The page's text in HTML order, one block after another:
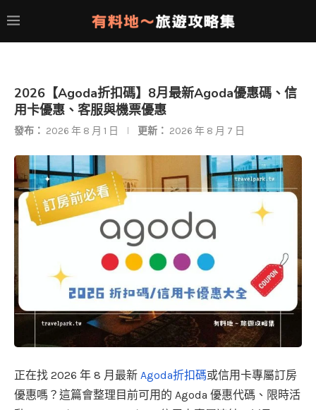
2026【Agoda折扣碼】8月最新Agoda優惠碼、信
用卡優惠、客服與機票優惠
發布： 2026 年 8 月 1 日 更新： 2026 年 8 月 7 日
正在找 2026 年 8 月最新 Agoda折扣碼或信用卡專屬訂房
優惠嗎？這篇會整理目前可用的 Agoda 優惠代碼、限時活